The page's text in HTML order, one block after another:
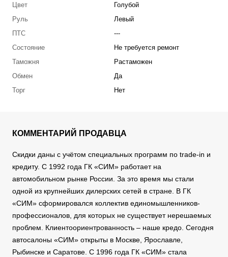
Цвет
Голубой
Руль
Левый
ПТС
---
Состояние
Не требуется ремонт
Таможня
Растаможен
Обмен
Да
Торг
Нет
КОММЕНТАРИЙ ПРОДАВЦА
Скидки даны с учётом специальных программ по trade-in и
кредиту. С 1992 года ГК «СИМ» работает на
автомобильном рынке России. За это время мы стали
одной из крупнейших дилерских сетей в стране. В ГК
«СИМ» сформировался коллектив единомышленников-
профессионалов, для которых не существует нерешаемых
проблем. Клиентоориентрованность – наше кредо. Сегодня
автосалоны «СИМ» открыты в Москве, Ярославле,
Рыбинске и Саратове. С 1996 года ГК «СИМ» стала